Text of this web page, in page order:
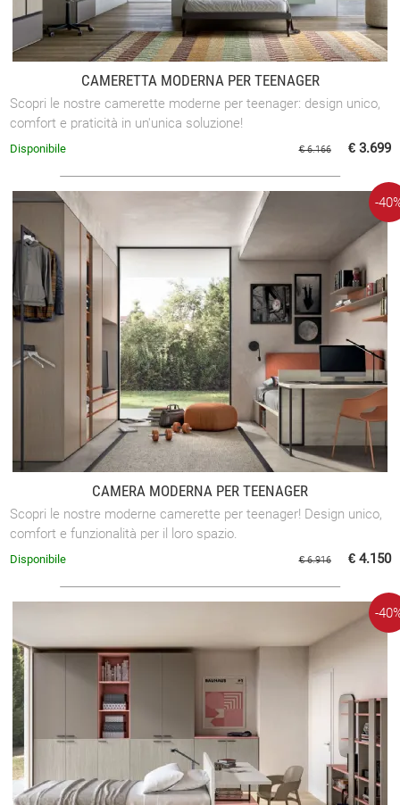
CAMERETTA MODERNA PER TEENAGER
Scopri le nostre camerette moderne per teenager: design unico,
comfort e praticità in un'unica soluzione!
€ 6.166 € 3.699
Disponibile
CAMERA MODERNA PER TEENAGER
Scopri le nostre moderne camerette per teenager! Design unico,
comfort e funzionalità per il loro spazio.
-
€ 6.916 € 4.150
Disponibile
-